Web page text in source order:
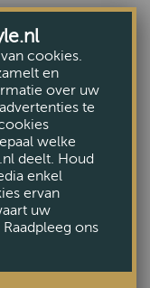
cookies.
en
over uw
te
welke
deelt. Houd
enkel
ervan
uw
ons